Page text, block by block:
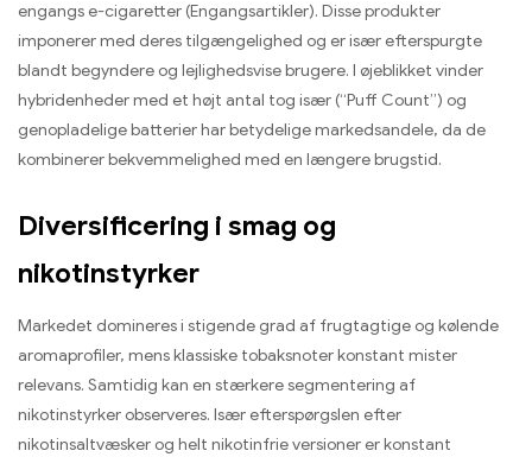
engangs e-cigaretter (Engangsartikler). Disse produkter
imponerer med deres tilgængelighed og er især efterspurgte
blandt begyndere og lejlighedsvise brugere. I øjeblikket vinder
hybridenheder med et højt antal tog især (“Puff Count”) og
genopladelige batterier har betydelige markedsandele, da de
kombinerer bekvemmelighed med en længere brugstid.
Diversificering i smag og
nikotinstyrker
Markedet domineres i stigende grad af frugtagtige og kølende
aromaprofiler, mens klassiske tobaksnoter konstant mister
relevans. Samtidig kan en stærkere segmentering af
nikotinstyrker observeres. Især efterspørgslen efter
nikotinsaltvæsker og helt nikotinfrie versioner er konstant